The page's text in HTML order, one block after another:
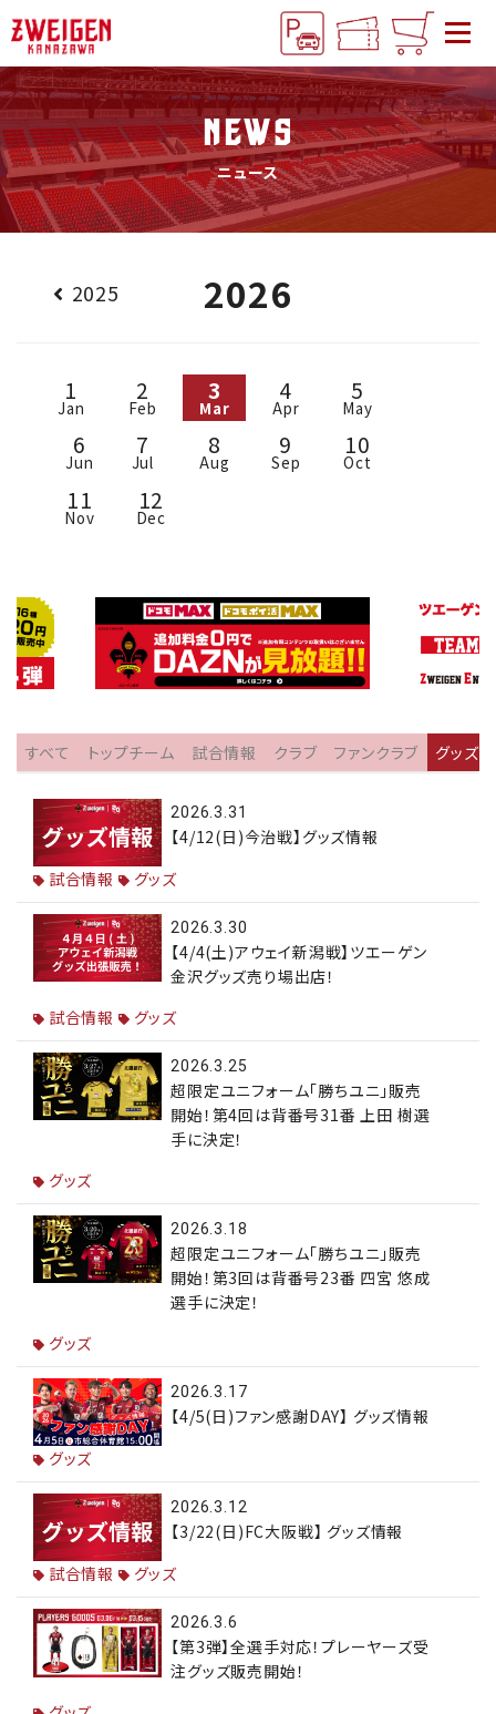
NEWS
ニュース
2025 2026
1
Jan
2
Feb
3
Mar
4
Apr
5
May
6
Jun
7
Jul
8
Aug
9
Sep
10
Oct
11
Nov
12
Dec
すべて トップチーム 試合情報 クラブ ファンクラブ グッズ
2026.3.31
【4/12(日)今治戦】グッズ情報
試合情報
グッズ
2026.3.30
【4/4(土)アウェイ新潟戦】ツエーゲン
金沢グッズ売り場出店！
試合情報
グッズ
2026.3.25
超限定ユニフォーム「勝ちユニ」販売
開始！第4回は背番号31番 上田 樹選
手に決定！
グッズ
2026.3.18
超限定ユニフォーム「勝ちユニ」販売
開始！第3回は背番号23番 四宮 悠成
選手に決定！
グッズ
2026.3.17
【4/5(日)ファン感謝DAY】 グッズ情報
グッズ
2026.3.12
【3/22(日)FC大阪戦】 グッズ情報
試合情報
グッズ
2026.3.6
【第3弾】全選手対応！プレーヤーズ受
注グッズ販売開始！